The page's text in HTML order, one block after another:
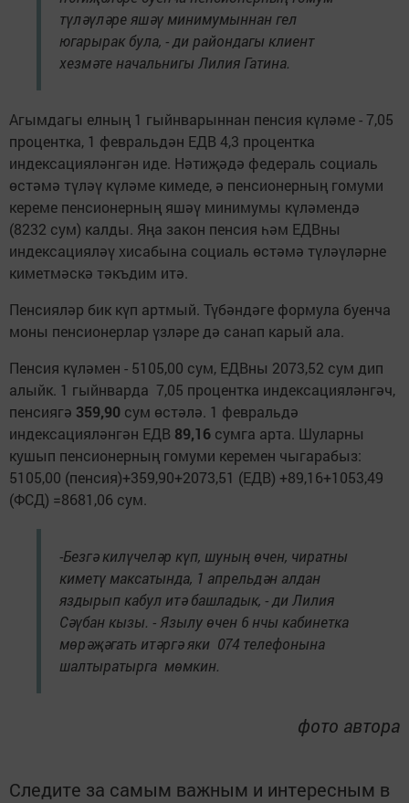
түләүләре яшәү минимумыннан гел
югарырак була, - ди райондагы клиент
хезмәте начальнигы Лилия Гатина.
Агымдагы елның 1 гыйнварыннан пенсия күләме - 7,05
процентка, 1 февральдән ЕДВ 4,3 процентка
индексацияләнгән иде. Нәтиҗәдә федераль социаль
өстәмә түләү күләме кимеде, ә пенсионерның гомуми
кереме пенсионерның яшәү минимумы күләмендә
(8232 сум) калды. Яңа закон пенсия һәм ЕДВны
индексацияләү хисабына социаль өстәмә түләүләрне
киметмәскә тәкъдим итә.
Пенсияләр бик күп артмый. Түбәндәге формула буенча
моны пенсионерлар үзләре дә санап карый ала.
Пенсия күләмен - 5105,00 сум, ЕДВны 2073,52 сум дип
алыйк. 1 гыйнварда 7,05 процентка индексацияләнгәч,
пенсиягә 359,90 сум өстәлә. 1 февральдә
индексацияләнгән ЕДВ 89,16 сумга арта. Шуларны
кушып пенсионерның гомуми керемен чыгарабыз:
5105,00 (пенсия)+359,90+2073,51 (ЕДВ) +89,16+1053,49
(ФСД) =8681,06 сум.
-Безгә килүчеләр күп, шуның өчен, чиратны
киметү максатында, 1 апрельдән алдан
яздырып кабул итә башладык, - ди Лилия
Сәүбан кызы. - Язылу өчен 6 нчы кабинетка
мөрәҗәгать итәргә яки 074 телефонына
шалтыратырга мөмкин.
фото автора
Следите за самым важным и интересным в